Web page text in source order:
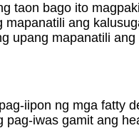
taon bago ito
ang
upang mapanatili
iipon ng mga fatty
iwas gamit ang